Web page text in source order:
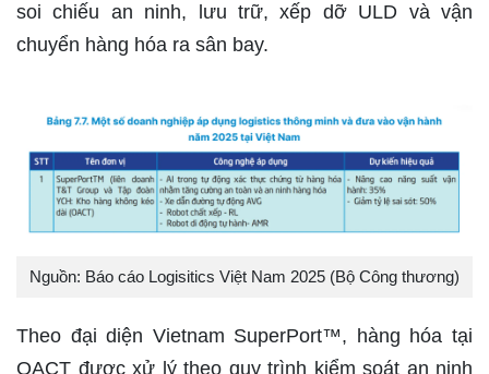
soi chiếu an ninh, lưu trữ, xếp dỡ ULD và vận
chuyển hàng hóa ra sân bay.
Nguồn: Báo cáo Logisitics Việt Nam 2025 (Bộ Công thương)
Theo đại diện Vietnam SuperPort™, hàng hóa tại
OACT được xử lý theo quy trình kiểm soát an ninh